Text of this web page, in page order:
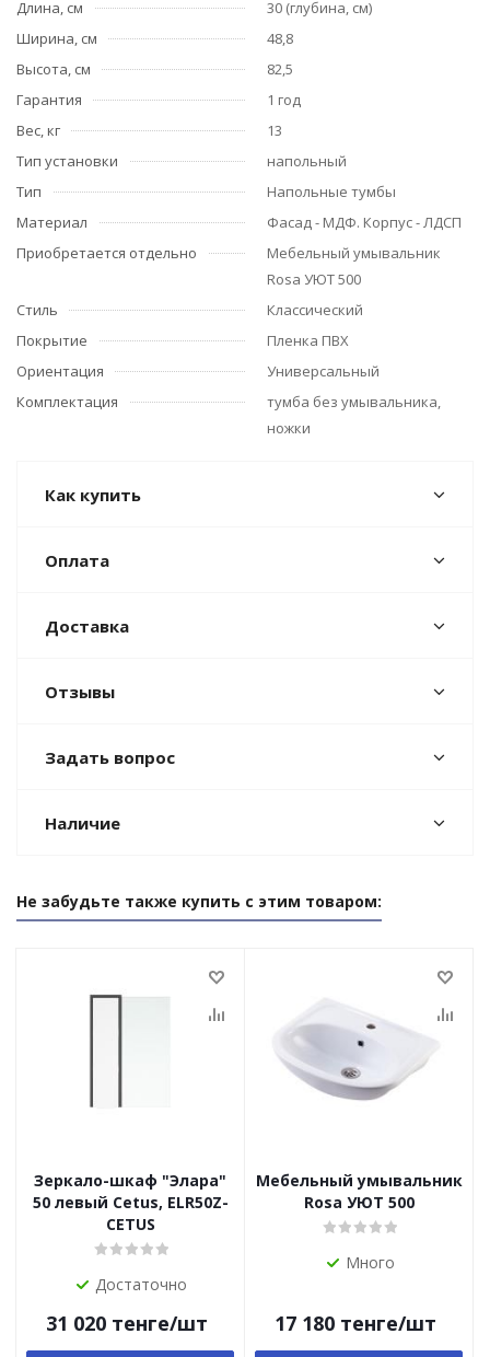
Длина, см
30 (глубина, см)
Ширина, см
48,8
Высота, см
82,5
Гарантия
1 год
Вес, кг
13
Тип установки
напольный
Тип
Напольные тумбы
Материал
Фасад - МДФ. Корпус - ЛДСП
Приобретается отдельно
Мебельный умывальник
Rosa УЮТ 500
Стиль
Классический
Покрытие
Пленка ПВХ
Ориентация
Универсальный
Комплектация
тумба без умывальника,
ножки
Как купить
Оплата
Доставка
Отзывы
Задать вопрос
Наличие
Не забудьте также купить с этим товаром:
Зеркало-шкаф "Элара"
50 левый Cetus, ELR50Z-
CETUS
Достаточно
31 020тенге/шт
Мебельный умывальник
Rosa УЮТ 500
Много
17 180тенге/шт